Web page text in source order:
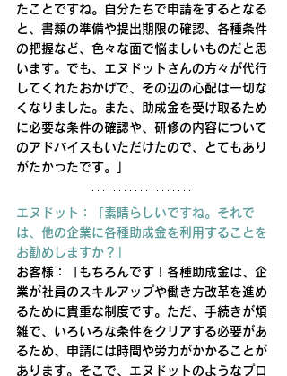
たことですね。自分たちで申請をするとなる
と、書類の準備や提出期限の確認、各種条件
の把握など、色々な面で悩ましいものだと思
います。でも、エヌドットさんの方々が代行
してくれたおかげで、その辺の心配は一切な
くなりました。また、助成金を受け取るため
に必要な条件の確認や、研修の内容について
のアドバイスもいただけたので、とてもあり
がたかったです。」
エヌドット：「素晴らしいですね。それで
は、他の企業に各種助成金を利用することを
お勧めしますか？」
お客様：「もちろんです！各種助成金は、企
業が社員のスキルアップや働き方改革を進め
るために貴重な制度です。ただ、手続きが煩
雑で、いろいろな条件をクリアする必要があ
るため、申請には時間や労力がかかることが
あります。そこで、エヌドットのようなプロ